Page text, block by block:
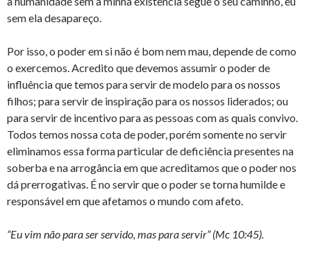
sem ela desapareço.
Por isso, o poder em si não é bom nem mau, depende de como
o exercemos. Acredito que devemos assumir o poder de
influência que temos para servir de modelo para os nossos
filhos; para servir de inspiração para os nossos liderados; ou
para servir de incentivo para as pessoas com as quais convivo.
Todos temos nossa cota de poder, porém somente no servir
eliminamos essa forma particular de deficiência presentes na
soberba e na arrogância em que acreditamos que o poder nos
dá prerrogativas. É no servir que o poder se torna humilde e
responsável em que afetamos o mundo com afeto.
“Eu vim não para ser servido, mas para servir” (Mc 10:45).